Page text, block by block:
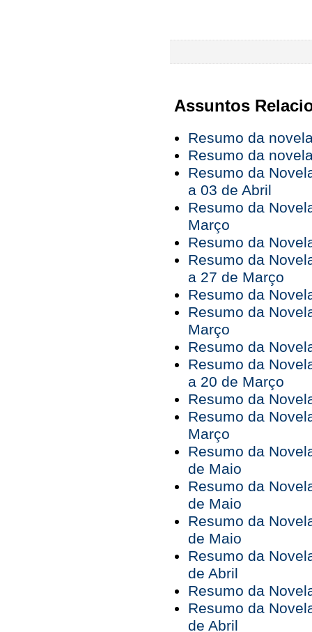
Assuntos
Resumo da
Resumo da
Resumo da
a 03 de Abril
Resumo da
Março
Resumo da
Resumo da
a 27 de Março
Resumo da
Resumo da
Março
Resumo da
Resumo da
a 20 de Março
Resumo da
Resumo da
Março
Resumo da
de Maio
Resumo da
de Maio
Resumo da
de Maio
Resumo da
de Abril
Resumo da
Resumo da
de Abril